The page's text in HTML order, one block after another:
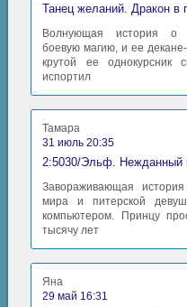
Танец желаний. Дракон в
Волнующая история о
боевую магию, и ее
крутой ее однокурсник
испортил
Тамара
31 июль 20:35
2:5030/Эльф. Нежданный
Завораживающая
мира и питерской
компьютером. Принцу
тысячу лет
Яна
29 май 16:31